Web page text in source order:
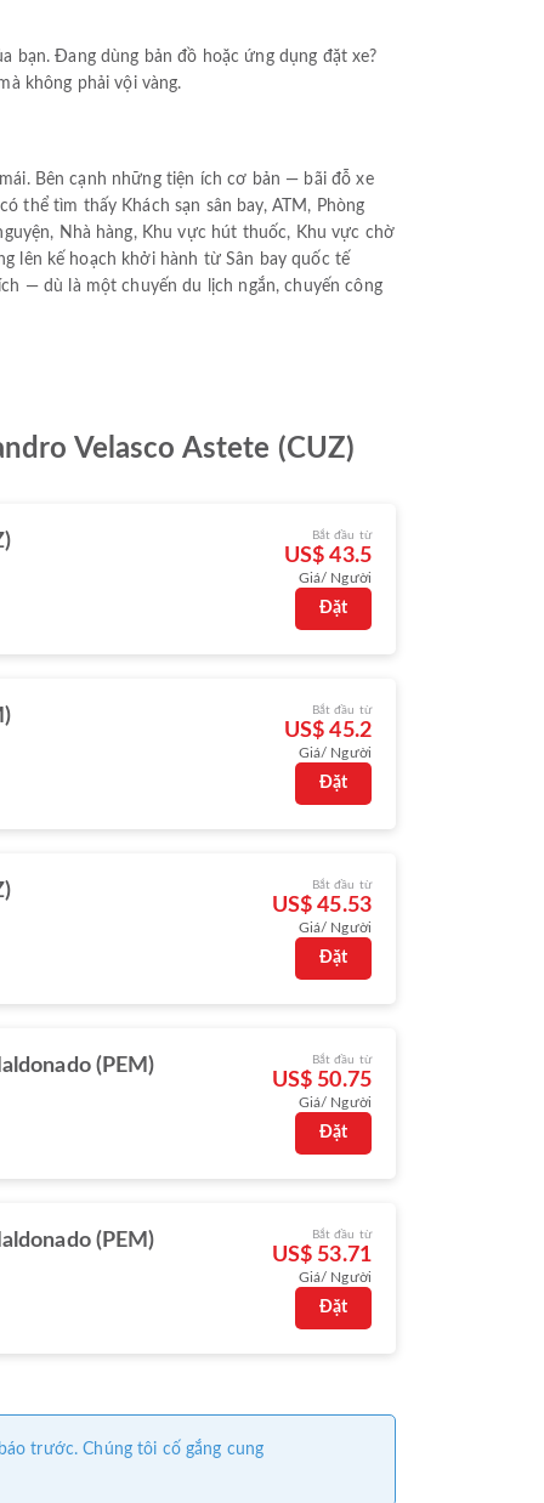
bạn. Đang dùng bản đồ hoặc ứng dụng đặt xe?
không phải vội vàng.
Bên cạnh những tiện ích cơ bản — bãi đỗ xe
thể tìm thấy Khách sạn sân bay, ATM, Phòng
Nhà hàng, Khu vực hút thuốc, Khu vực chờ
lên kế hoạch khởi hành từ Sân bay quốc tế
— dù là một chuyến du lịch ngắn, chuyến công
Velasco Astete (CUZ)
Bắt đầu từ
US$ 43.5
Giá/ Người
Đặt
Bắt đầu từ
US$ 45.2
Giá/ Người
Đặt
Bắt đầu từ
US$ 45.53
Giá/ Người
Đặt
(PEM) Bắt đầu từ
US$ 50.75
Giá/ Người
Đặt
(PEM) Bắt đầu từ
US$ 53.71
Giá/ Người
Đặt
trước. Chúng tôi cố gắng cung